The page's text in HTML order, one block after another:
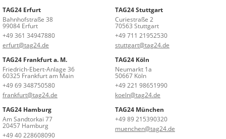
TAG24 Erfurt
Bahnhofstraße 38
99084 Erfurt
+49 361 34947880
erfurt@tag24.de
TAG24 Stuttgart
Curiestraße 2
70563 Stuttgart
+49 711 21952530
stuttgart@tag24.de
TAG24 Frankfurt a. M.
Friedrich-Ebert-Anlage 36
60325 Frankfurt am Main
+49 69 348750580
frankfurt@tag24.de
TAG24 Köln
Neumarkt 1a
50667 Köln
+49 221 98651990
koeln@tag24.de
TAG24 Hamburg
Am Sandtorkai 77
20457 Hamburg
+49 40 228608090
TAG24 München
+49 89 215390320
muenchen@tag24.de